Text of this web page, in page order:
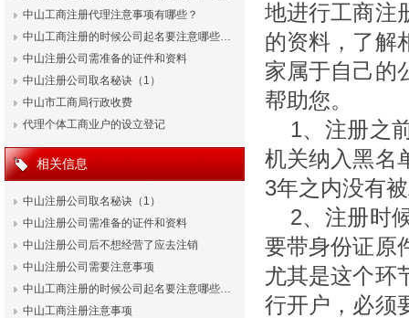
地进行工商注
的资料，了解
家属于自己的
帮助您。
1、注册之
机关纳入黑名
3年之内没有
2、注册时
要带身份证原
尤其是这个环
行开户，必须
中山工商注册代理注意事项有哪些？
中山工商注册的时候公司起名要注意哪些…
中山注册公司需准备的证件和资料
中山注册公司取名秘诀（1）
中山市工商局行政收费
代理个体工商业户的设立登记
相关信息
中山注册公司取名秘诀（1）
中山注册公司需准备的证件和资料
中山注册公司后不想经营了应去注销
中山注册公司需要注意事项
中山工商注册的时候公司起名要注意哪些…
中山工商注册注意事项